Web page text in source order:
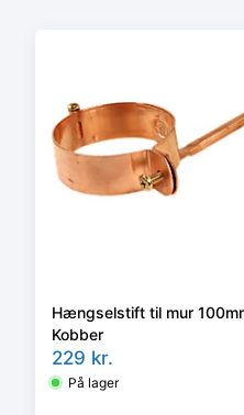
Hængselstift til mur
Kobber
229 kr.
På lager